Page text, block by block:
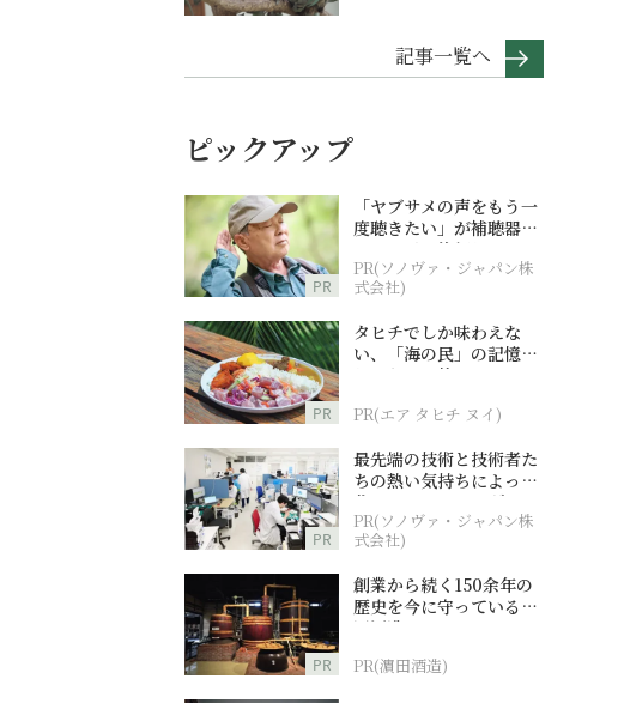
記事一覧へ
ピックアップ
PR
「ヤブサメの声をもう一
度聴きたい」が補聴器チ
ャレンジの後押しに
PR(ソノヴァ・ジャパン株
式会社)
PR
タヒチでしか味わえな
い、「海の民」の記憶へ
とつながる旅
PR(エア タヒチ ヌイ)
PR
最先端の技術と技術者た
ちの熱い気持ちによって
作られているオーダーメ
イド補聴器
PR(ソノヴァ・ジャパン株
式会社)
PR
創業から続く150余年の
歴史を今に守っている濵
田酒造
PR(濵田酒造)